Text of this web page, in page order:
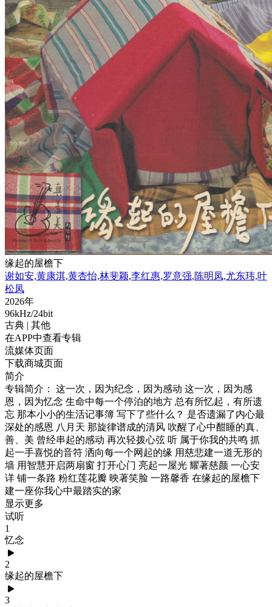
缘起的屋檐下
谢如安,黄康淇,黄杏怡,林斐颖,李红惠,罗意强,陈明凤,尤东玮,叶
松凤
2026年
96kHz/24bit
古典 | 其他
在APP中查看专辑
流媒体页面
下载商城页面
简介
专辑简介： 这一次，因为纪念，因为感动 这一次，因为感
恩，因为忆念 生命中每一个停泊的地方 总有所忆起，有所遗
忘 那本小小的生活记事簿 写下了些什么？ 是否遗漏了内心最
深处的感恩 八月天 那旋律谱成的清风 吹醒了心中酣睡的真、
善、美 曾经串起的感动 再次轻拨心弦 听 属于你我的共鸣 抓
起一手喜悦的音符 洒向每一个网起的缘 用慈悲建一道无形的
墙 用智慧开启两扇窗 打开心门 亮起一屋光 耀著慈颜 一心安
详 铺一条路 粉红莲花瓣 映著笑脸 一路馨香 在缘起的屋檐下
建一座你我心中最踏实的家
显示更多
试听
1
忆念
2
缘起的屋檐下
3